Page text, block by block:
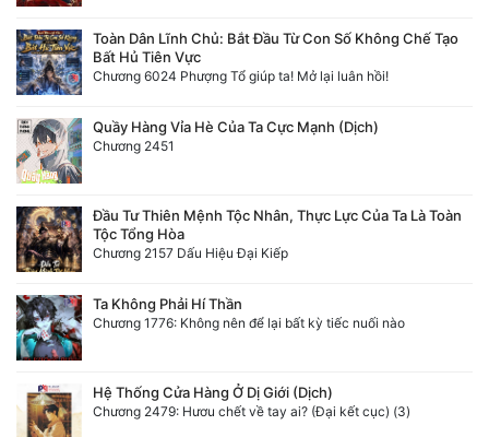
Toàn Dân Lĩnh Chủ: Bắt Đầu Từ Con Số Không Chế Tạo
Bất Hủ Tiên Vực
Chương 6024 Phượng Tổ giúp ta! Mở lại luân hồi!
Quầy Hàng Vỉa Hè Của Ta Cực Mạnh (Dịch)
Chương 2451
Đầu Tư Thiên Mệnh Tộc Nhân, Thực Lực Của Ta Là Toàn
Tộc Tổng Hòa
Chương 2157 Dấu Hiệu Đại Kiếp
Ta Không Phải Hí Thần
Chương 1776: Không nên để lại bất kỳ tiếc nuối nào
Hệ Thống Cửa Hàng Ở Dị Giới (Dịch)
Chương 2479: Hươu chết về tay ai? (Đại kết cục) (3)